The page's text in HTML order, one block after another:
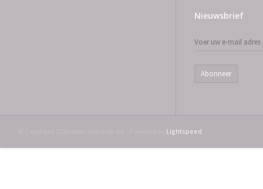
Nieuwsbrief
Abonneer
Lightspeed